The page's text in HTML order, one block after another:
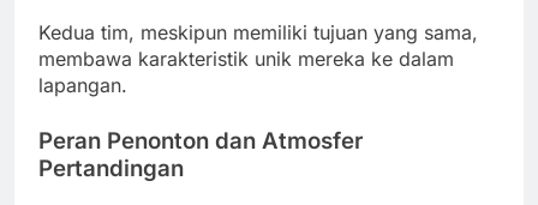
Kedua tim, meskipun memiliki tujuan yang sama,
membawa karakteristik unik mereka ke dalam
lapangan.
Peran Penonton dan Atmosfer
Pertandingan